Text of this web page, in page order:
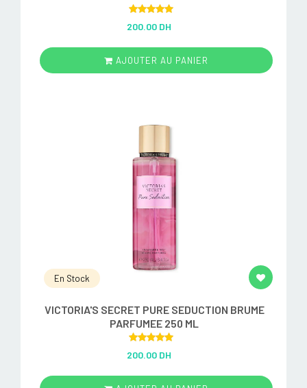
out of 5
200.00 DH
AJOUTER AU PANIER
En Stock
VICTORIA'S SECRET PURE SEDUCTION BRUME
PARFUMEE 250 ML
out of 5
200.00 DH